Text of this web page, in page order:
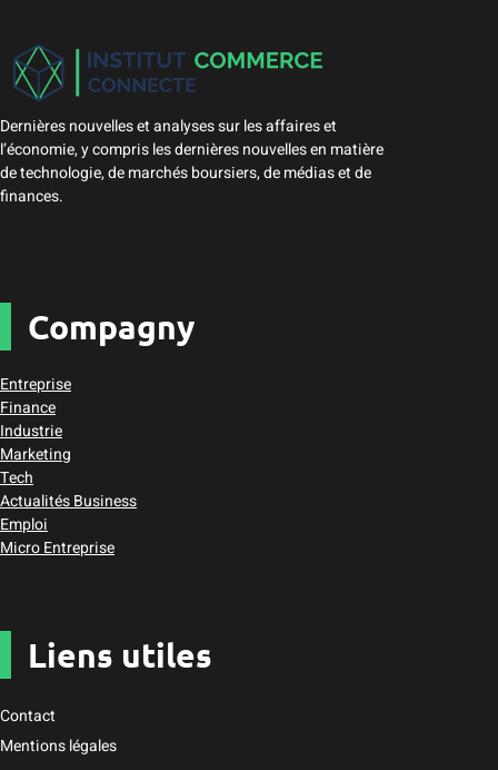
Dernières nouvelles et analyses sur les affaires et
l’économie, y compris les dernières nouvelles en matière
de technologie, de marchés boursiers, de médias et de
finances.
Compagny
Entreprise
Finance
Industrie
Marketing
Tech
Actualités Business
Emploi
Micro Entreprise
Liens utiles
Contact
Mentions légales